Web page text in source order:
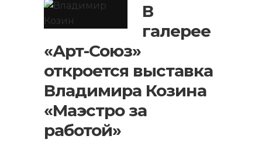
В
галерее
«Арт-Союз»
откроется выставка
Владимира Козина
«Маэстро за
работой»